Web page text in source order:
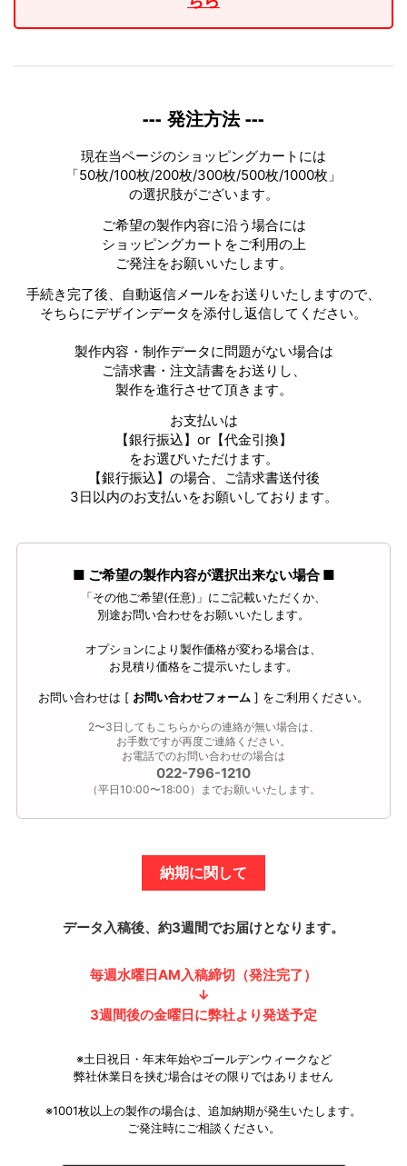
--- 発注方法 ---
現在当ページのショッピングカートには
「50枚/100枚/200枚/300枚/500枚/1000枚」
の選択肢がございます。
ご希望の製作内容に沿う場合には
ショッピングカートをご利用の上
ご発注をお願いいたします。
手続き完了後、自動返信メールをお送りいたしますので、
そちらにデザインデータを添付し返信してください。
製作内容・制作データに問題がない場合は
ご請求書・注文請書をお送りし、
製作を進行させて頂きます。
お支払いは
【銀行振込】or【代金引換】
をお選びいただけます。
【銀行振込】の場合、ご請求書送付後
3日以内のお支払いをお願いしております。
■ ご希望の製作内容が選択出来ない場合 ■
「その他ご希望(任意)」にご記載いただくか、
別途お問い合わせをお願いいたします。
オプションにより製作価格が変わる場合は、
お見積り価格をご提示いたします。
お問い合わせは [ お問い合わせフォーム ] をご利用ください。
2〜3日してもこちらからの連絡が無い場合は、
お手数ですが再度ご連絡ください。
お電話でのお問い合わせの場合は
022-796-1210
（平日10:00〜18:00）までお願いいたします。
納期に関して
データ入稿後、約3週間でお届けとなります。
毎週水曜日AM入稿締切（発注完了）
↓
3週間後の金曜日に弊社より発送予定
※土日祝日・年末年始やゴールデンウィークなど
弊社休業日を挟む場合はその限りではありません
※1001枚以上の製作の場合は、追加納期が発生いたします。
ご発注時にご相談ください。